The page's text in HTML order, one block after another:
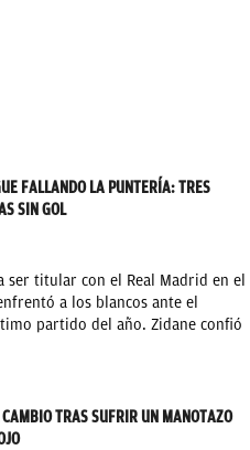
FALLANDO LA PUNTERÍA: TRES
SIN GOL
ser titular con el Real Madrid en el
a los blancos ante el
partido del año. Zidane confió
TRAS SUFRIR UN MANOTAZO